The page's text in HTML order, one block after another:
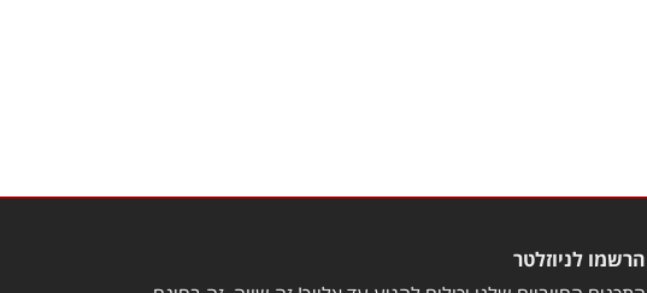
הרשמו לניוזלטר